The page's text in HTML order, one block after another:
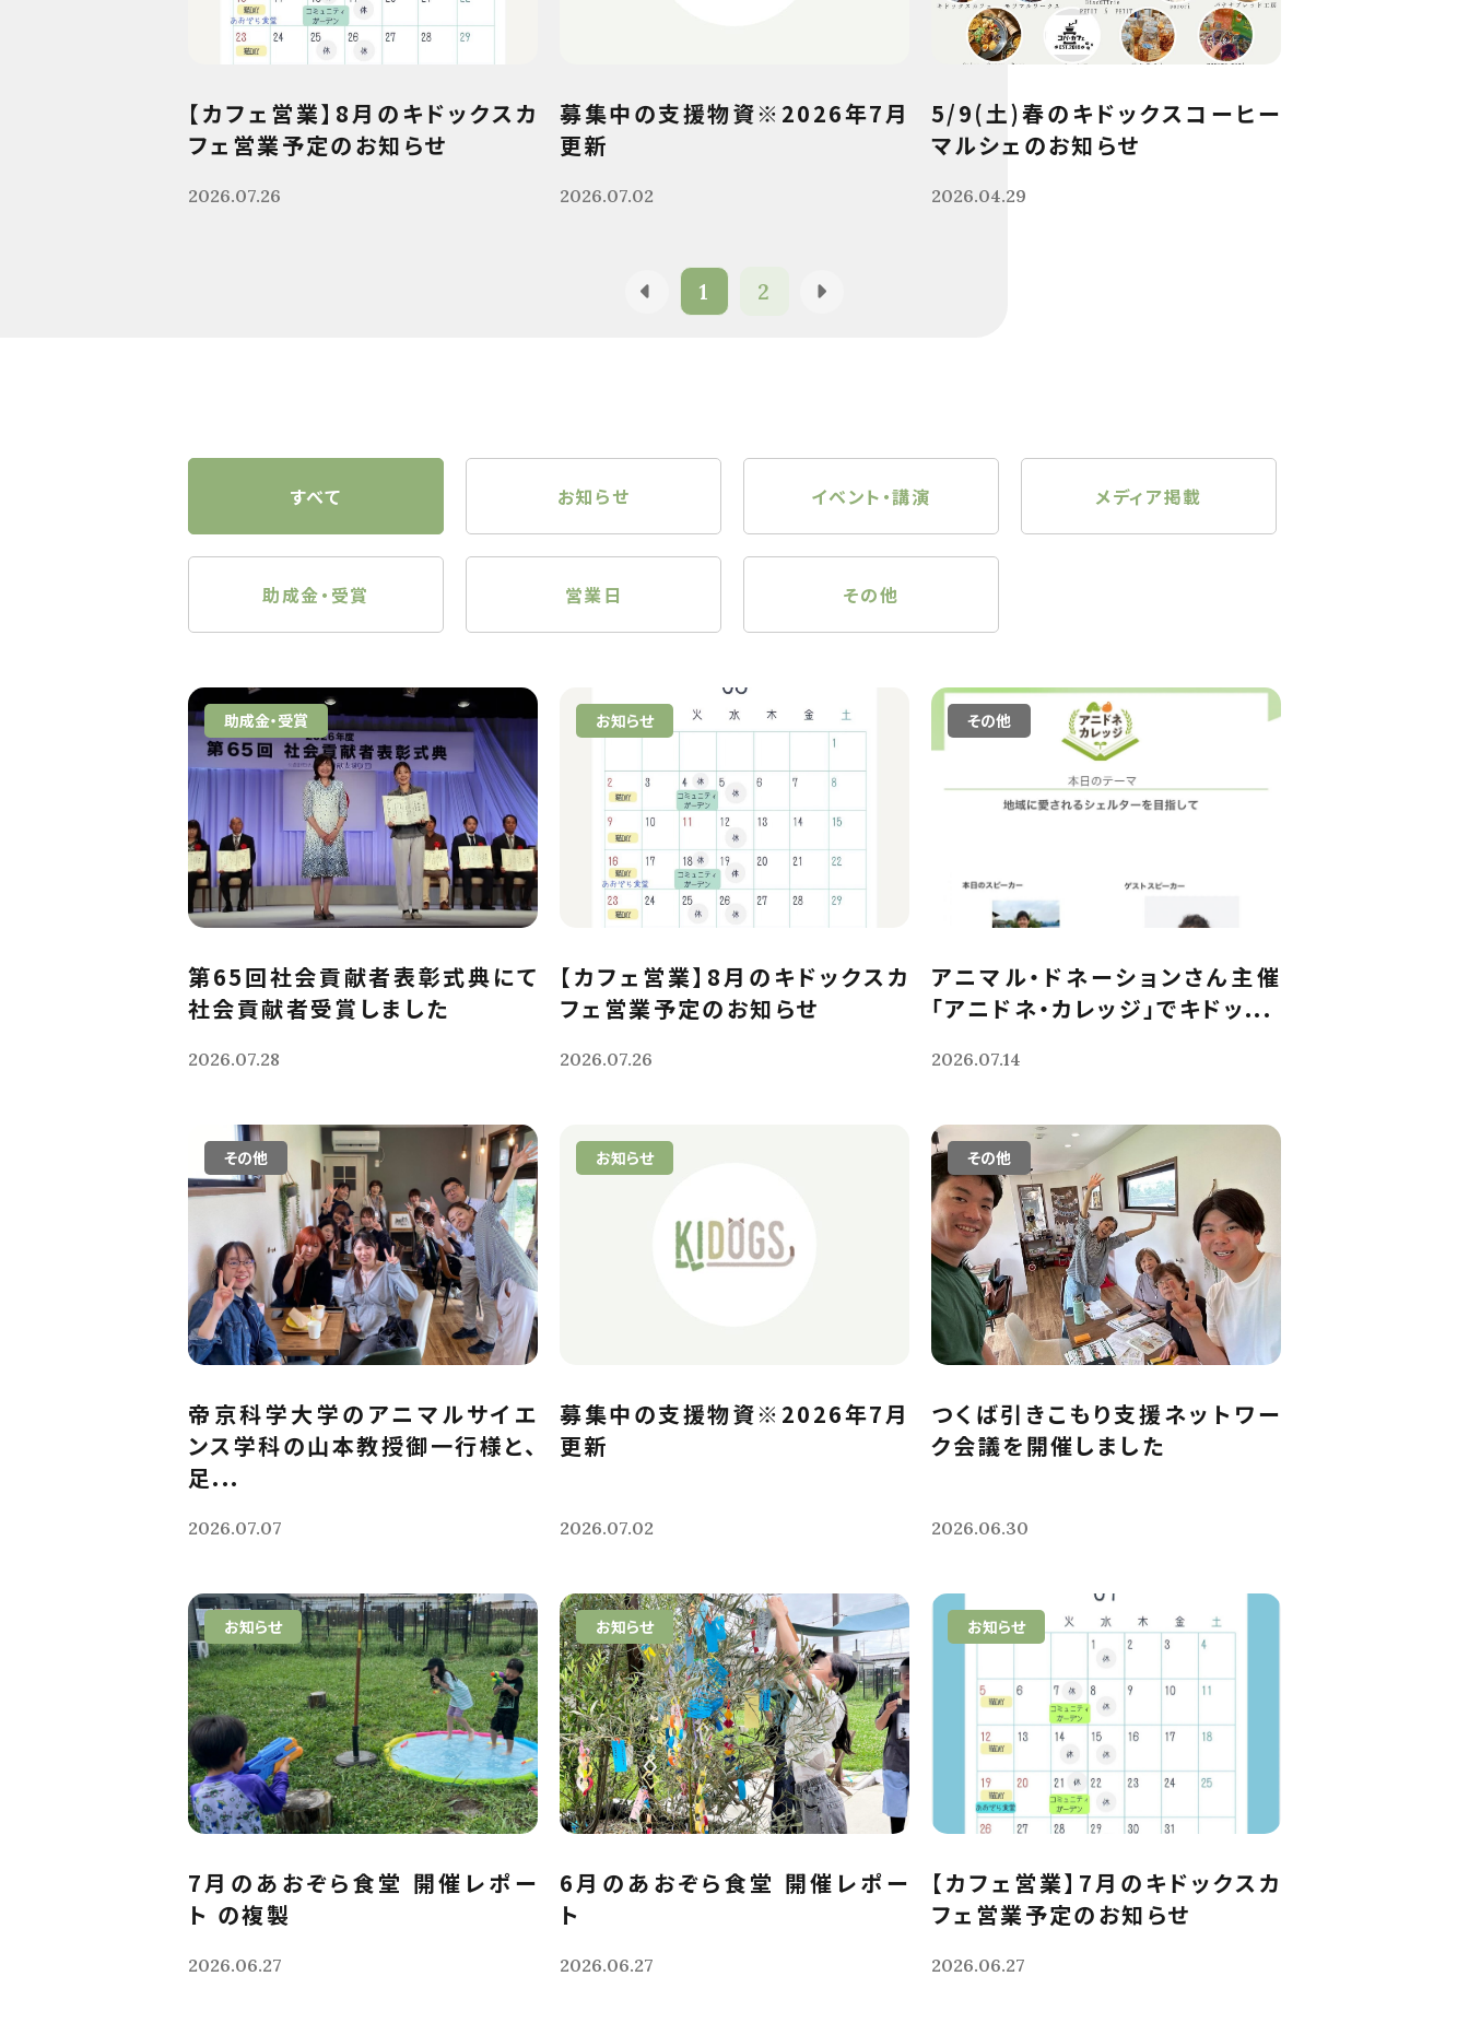
【カフェ営業】8月のキドックスカ
フェ営業予定のお知らせ
2026.07.26
募集中の支援物資※2026年7月
更新
2026.07.02
5/9(土)春のキドックスコーヒー
マルシェのお知らせ
2026.04.29
1 2
すべて お知らせ イベント・講演 メディア掲載
助成金・受賞 営業日 その他
助成金・受賞
第65回社会貢献者表彰式典にて
社会貢献者受賞しました
2026.07.28
お知らせ
【カフェ営業】8月のキドックスカ
フェ営業予定のお知らせ
2026.07.26
その他
アニマル・ドネーションさん主催
「アニドネ・カレッジ」でキドッ...
2026.07.14
その他
帝京科学大学のアニマルサイエ
ンス学科の山本教授御一行様と、
足...
2026.07.07
お知らせ
募集中の支援物資※2026年7月
更新
2026.07.02
その他
つくば引きこもり支援ネットワー
ク会議を開催しました
2026.06.30
お知らせ
7月のあおぞら食堂 開催レポー
ト の複製
2026.06.27
お知らせ
6月のあおぞら食堂 開催レポー
ト
2026.06.27
お知らせ
【カフェ営業】7月のキドックスカ
フェ営業予定のお知らせ
2026.06.27